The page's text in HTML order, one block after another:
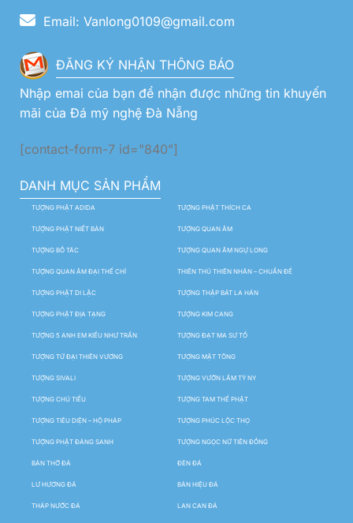
Email: Vanlong0109@gmail.com
ĐĂNG KÝ NHẬN THÔNG BÁO
Nhập emai của bạn để nhận được những tin khuyến
mãi của Đá mỹ nghệ Đà Nẵng
[contact-form-7 id="840"]
DANH MỤC SẢN PHẨM
TƯỢNG PHẬT ADIDA TƯỢNG PHẬT THÍCH CA
TƯỢNG PHẬT NIẾT BÀN TƯỢNG QUAN ÂM
TƯỢNG BỒ TÁC TƯỢNG QUAN ÂM NGỰ LONG
TƯỢNG QUAN ÂM ĐẠI THẾ CHÍ THIÊN THỦ THIÊN NHÃN – CHUẨN ĐỀ
TƯỢNG PHẬT DI LẶC TƯỢNG THẬP BÁT LA HÁN
TƯỢNG PHẬT ĐỊA TẠNG TƯỢNG KIM CANG
TƯỢNG 5 ANH EM KIỀU NHƯ TRẦN TƯỢNG ĐẠT MA SƯ TỔ
TƯỢNG TỨ ĐẠI THIÊN VƯƠNG TƯỢNG MẬT TÔNG
TƯỢNG SIVALI TƯỢNG VƯỜN LÂM TỲ NY
TƯỢNG CHÚ TIỂU TƯỢNG TAM THẾ PHẬT
TƯỢNG TIÊU DIỆN – HỘ PHÁP TƯỢNG PHÚC LỘC THỌ
TƯỢNG PHẬT ĐẢNG SANH TƯỢNG NGỌC NỮ TIÊN ĐỒNG
BÀN THỜ ĐÁ ĐÈN ĐÁ
LƯ HƯƠNG ĐÁ BẢN HIỆU ĐÁ
THÁP NƯỚC ĐÁ LAN CAN ĐÁ